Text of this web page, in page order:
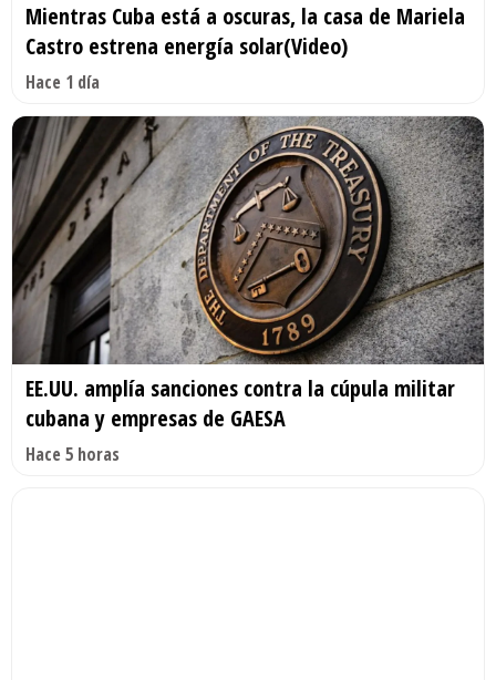
Mientras Cuba está a oscuras, la casa de Mariela
Castro estrena energía solar(Video)
Hace 1 día
EE.UU. amplía sanciones contra la cúpula militar
cubana y empresas de GAESA
Hace 5 horas